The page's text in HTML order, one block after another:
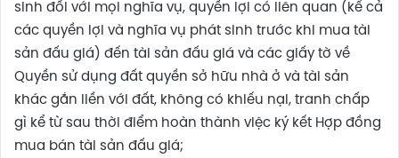
sinh đối với mọi nghĩa vụ, quyền lợi có liên quan (kể cả
các quyền lợi và nghĩa vụ phát sinh trước khi mua tài
sản đấu giá) đến tài sản đấu giá và các giấy tờ về
Quyền sử dụng đất quyền sở hữu nhà ở và tài sản
khác gắn liền với đất, không có khiếu nại, tranh chấp
gì kể từ sau thời điểm hoàn thành việc ký kết Hợp đồng
mua bán tài sản đấu giá;